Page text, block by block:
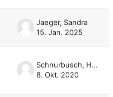
Jaeger, Sandra
15. Jan. 2025
Schnurbusch, Harald
8. Okt. 2020